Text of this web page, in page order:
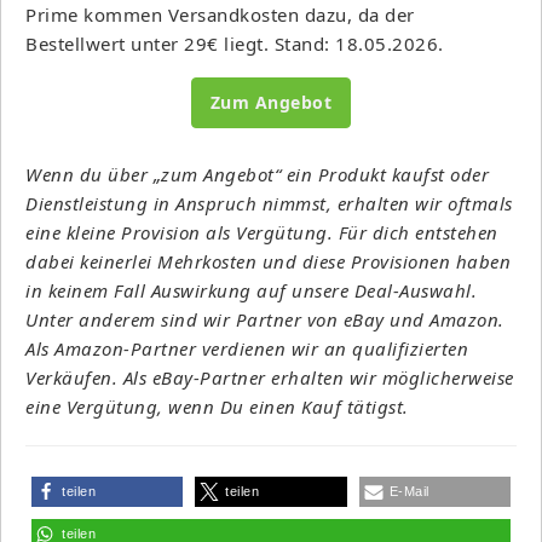
Prime kommen Versandkosten dazu, da der
Bestellwert unter 29€ liegt. Stand: 18.05.2026.
Zum Angebot
Wenn du über „zum Angebot“ ein Produkt kaufst oder
Dienstleistung in Anspruch nimmst, erhalten wir oftmals
eine kleine Provision als Vergütung. Für dich entstehen
dabei keinerlei Mehrkosten und diese Provisionen haben
in keinem Fall Auswirkung auf unsere Deal-Auswahl.
Unter anderem sind wir Partner von eBay und Amazon.
Als Amazon-Partner verdienen wir an qualifizierten
Verkäufen. Als eBay-Partner erhalten wir möglicherweise
eine Vergütung, wenn Du einen Kauf tätigst.
teilen teilen E-Mail
teilen